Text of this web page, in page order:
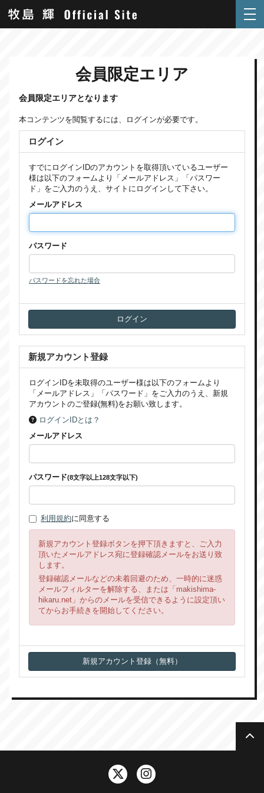
会員限定エリア
会員限定エリアとなります
本コンテンツを閲覧するには、ログインが必要です。
ログイン
すでにログインIDのアカウントを取得頂いているユーザー
様は以下のフォームより「メールアドレス」「パスワー
ド」をご入力のうえ、サイトにログインして下さい。
メールアドレス
パスワード
パスワードを忘れた場合
新規アカウント登録
ログインIDを未取得のユーザー様は以下のフォームより
「メールアドレス」「パスワード」をご入力のうえ、新規
アカウントのご登録(無料)をお願い致します。
ログインIDとは？
メールアドレス
パスワード(8文字以上128文字以下)
利用規約に同意する
新規アカウント登録ボタンを押下頂きますと、ご入力
頂いたメールアドレス宛に登録確認メールをお送り致
します。
登録確認メールなどの未着回避のため、一時的に迷惑
メールフィルターを解除する、または「makishima-
hikaru.net」からのメールを受信できるように設定頂い
てからお手続きを開始してください。